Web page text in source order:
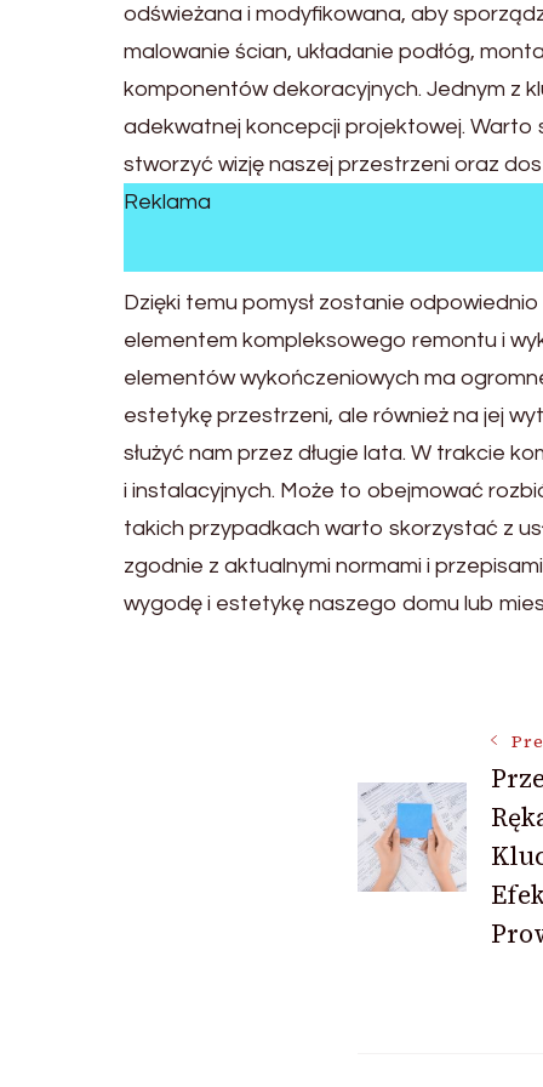
odświeżana i modyfikowana, aby
malowanie ścian, układanie podłóg,
komponentów dekoracyjnych. Jednym z
adekwatnej koncepcji projektowej.
stworzyć wizję naszej przestrzeni oraz
Reklama
Dzięki temu pomysł zostanie
elementem kompleksowego remontu i
elementów wykończeniowych ma
estetykę przestrzeni, ale również na jej
służyć nam przez długie lata. W trakcie
i instalacyjnych. Może to obejmować
takich przypadkach warto skorzystać z
zgodnie z aktualnymi normami i
wygodę i estetykę naszego domu lub